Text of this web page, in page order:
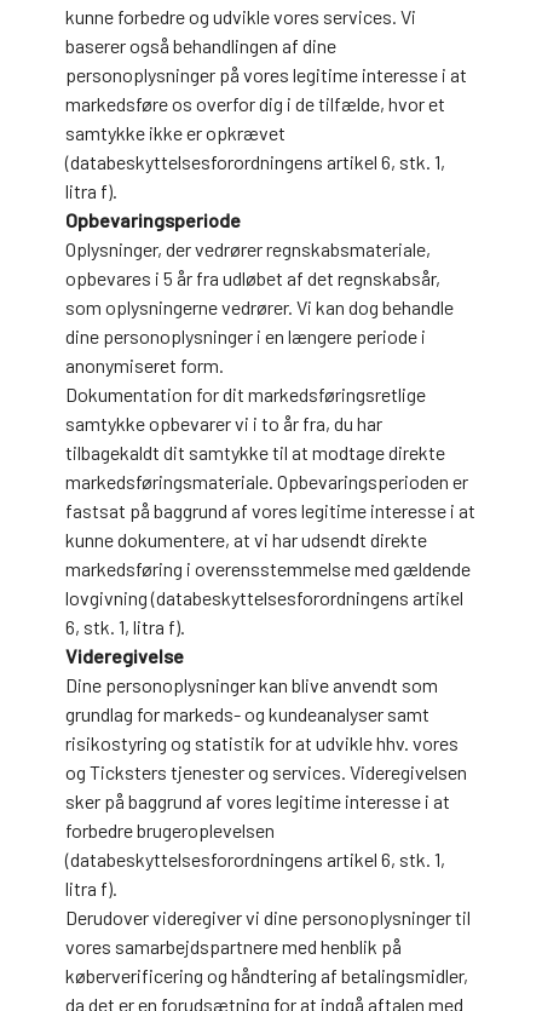
kunne forbedre og udvikle vores services. Vi
baserer også behandlingen af dine
personoplysninger på vores legitime interesse i at
markedsføre os overfor dig i de tilfælde, hvor et
samtykke ikke er opkrævet
(databeskyttelsesforordningens artikel 6, stk. 1,
litra f).
Opbevaringsperiode
Oplysninger, der vedrører regnskabsmateriale,
opbevares i 5 år fra udløbet af det regnskabsår,
som oplysningerne vedrører. Vi kan dog behandle
dine personoplysninger i en længere periode i
anonymiseret form.
Dokumentation for dit markedsføringsretlige
samtykke opbevarer vi i to år fra, du har
tilbagekaldt dit samtykke til at modtage direkte
markedsføringsmateriale. Opbevaringsperioden er
fastsat på baggrund af vores legitime interesse i at
kunne dokumentere, at vi har udsendt direkte
markedsføring i overensstemmelse med gældende
lovgivning (databeskyttelsesforordningens artikel
6, stk. 1, litra f).
Videregivelse
Dine personoplysninger kan blive anvendt som
grundlag for markeds- og kundeanalyser samt
risikostyring og statistik for at udvikle hhv. vores
og Ticksters tjenester og services. Videregivelsen
sker på baggrund af vores legitime interesse i at
forbedre brugeroplevelsen
(databeskyttelsesforordningens artikel 6, stk. 1,
litra f).
Derudover videregiver vi dine personoplysninger til
vores samarbejdspartnere med henblik på
køberverificering og håndtering af betalingsmidler,
da det er en forudsætning for at indgå aftalen med